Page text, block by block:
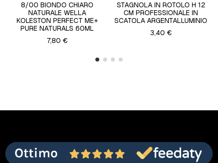
8/00 BIONDO CHIARO
NATURALE WELLA
KOLESTON PERFECT ME+
PURE NATURALS 60ML
7,80 €
STAGNOLA IN ROTOLO H 12
CM PROFESSIONALE IN
SCATOLA ARGENTALLUMINIO
3,40 €